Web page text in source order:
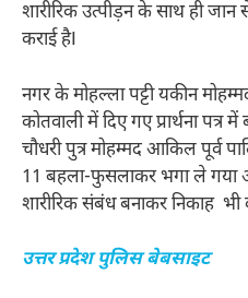
शारीरिक उत्पीड़न के साथ ही जान
कराई हैI
नगर के मोहल्ला पट्टी यकीन
कोतवाली में दिए गए प्रार्थना पत्र
चौधरी पुत्र मोहम्मद आकिल पूर्व
11 बहला-फुसलाकर भगा ले गया
शारीरिक संबंध बनाकर निकाह भी
उत्तर प्रदेश पुलिस बेबसाइट